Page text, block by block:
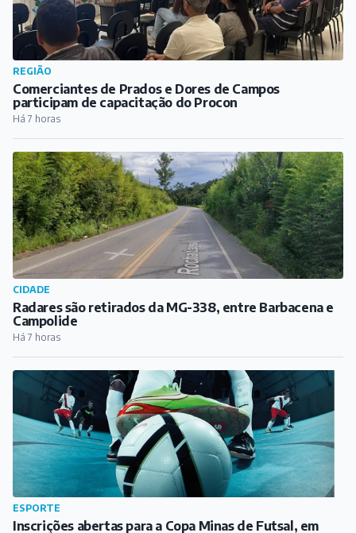
REGIÃO
Comerciantes de Prados e Dores de Campos
participam de capacitação do Procon
Há 7 horas
CIDADE
Radares são retirados da MG-338, entre Barbacena e
Campolide
Há 7 horas
ESPORTE
Inscrições abertas para a Copa Minas de Futsal, em